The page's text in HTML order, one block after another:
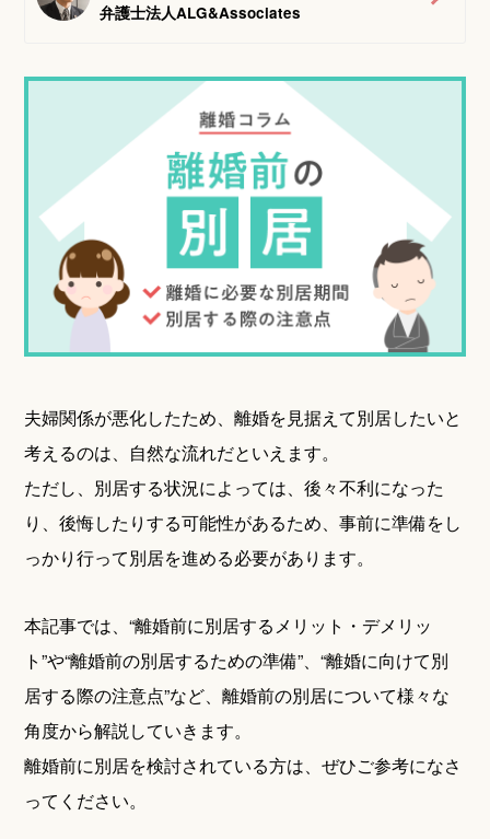
弁護士法人ALG&Associates
夫婦関係が悪化したため、離婚を見据えて別居したいと
考えるのは、自然な流れだといえます。
ただし、別居する状況によっては、後々不利になった
り、後悔したりする可能性があるため、事前に準備をし
っかり行って別居を進める必要があります。
本記事では、“離婚前に別居するメリット・デメリッ
ト”や“離婚前の別居するための準備”、“離婚に向けて別
居する際の注意点”など、離婚前の別居について様々な
角度から解説していきます。
離婚前に別居を検討されている方は、ぜひご参考になさ
ってください。